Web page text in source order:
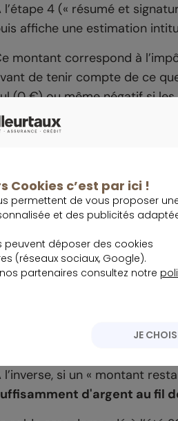
l’étape 4 (« résumé et
affiche une estimation
montant correspond à
de tenir compte de ce
(0 €) ou même négatif si
Remboursement ou
la ligne indique «
Un remboursement peut
Mais cela peut aussi
à l’impôt définitif,
Le montant affiché (en positif)
Quand la ligne indique «
l’inverse, si un « montant
d'argent au fil
Cookies c’est par ici !
permettent de vous proposer
et des publicités
peuvent déposer des cookies
(réseaux sociaux, Google).
partenaires consultez notre
JE